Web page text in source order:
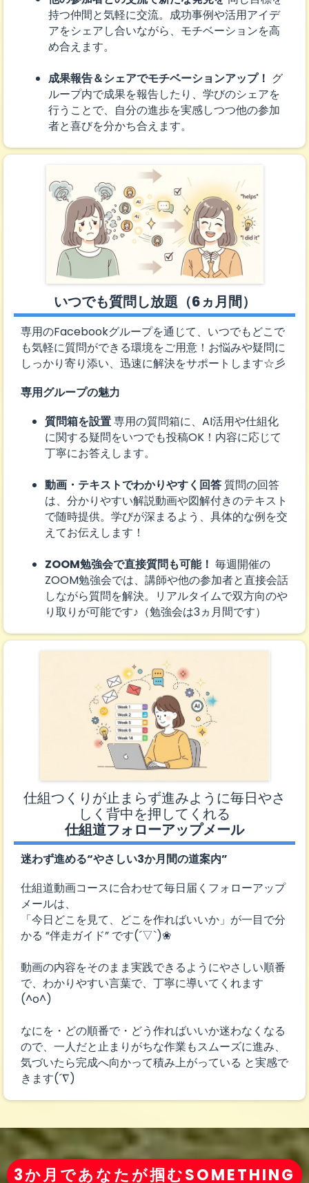
持つ仲間と気軽に交流。成功事例や活用アイデ
アをシェアし合いながら、モチベーションを高
め合えます。
成果報告＆シェアでモチベーションアップ！ グ
ループ内で成果を報告したり、学びのシェアを
行うことで、自分の進歩を実感しつつ他の参加
者と喜びを分かち合えます。
いつでも質問し放題（6ヵ月間）
専用のFacebookグループを通じて、いつでもどこで
も気軽に質問ができる環境をご用意！お悩みや疑問に
しっかり寄り添い、迅速に解決をサポートします☆彡
専用グループの魅力
質問箱を設置専用の質問箱に、AI活用や仕組化
に関する疑問をいつでも投稿OK！内容に応じて
丁寧にお答えします。
動画・テキストでわかりやすく回答 質問の回答
は、分かりやすい解説動画や図解付きのテキスト
で随時提供。学びが深まるよう、具体的な例を交
えてお伝えします！
ZOOM勉強会で直接質問も可能！ 毎週開催の
ZOOM勉強会では、講師や他の参加者と直接会話
しながら質問を解決。リアルタイムで双方向のや
り取りが可能です♪（勉強会は3ヵ月間です）
仕組つくりが止まらず進みように毎日やさ
しく背中を押してくれる
仕組道フォローアップメール
迷わず進める“やさしい3か月間の道案内”
仕組道動画コースに合わせて毎日届くフォローアップ
メールは、
「今日どこを見て、どこを作ればいいか」が一目で分
かる “伴走ガイド” です(´▽`)❀
動画の内容をそのまま実践できるようにやさしい順番
で、わかりやすい言葉で、丁寧に導いてくれます
(^o^)
なにを・どの順番で・どう作ればいいか迷わなくなる
ので、一人だと止まりがちな作業もスムーズに進み、
気づいたら完成へ向かって積み上がっている と実感で
きます(´∇)
3か月であなたが掴むSOMETHING